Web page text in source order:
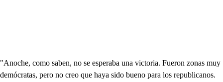
"Anoche, como saben, no se esperaba una victoria. Fueron zonas muy
demócratas, pero no creo que haya sido bueno para los republicanos.